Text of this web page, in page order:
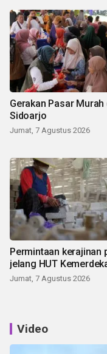
Gerakan Pasar Murah
Sidoarjo
Jumat, 7 Agustus 2026
Permintaan kerajinan
jelang HUT
Jumat, 7 Agustus 2026
Video